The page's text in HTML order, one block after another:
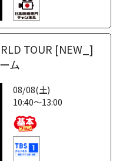
TOUR [NEW_]
ム
08/08(土)
10:40～13:00